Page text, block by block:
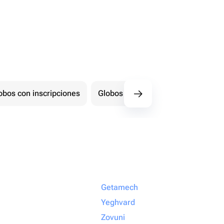
con inscripciones Globos con forma de número
Getamech
Yeghvard
Zovuni